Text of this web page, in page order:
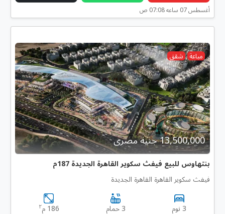
أغسطس 07 ساعه 07:08 ص
مباعة شقق
13,500,000 جنية مصرى
بنتهاوس للبيع فيفث سكوير القاهرة الجديدة 187م
فيفث سكوير القاهرة القاهرة الجديدة
3 نوم 3 حمام 186 م ٢